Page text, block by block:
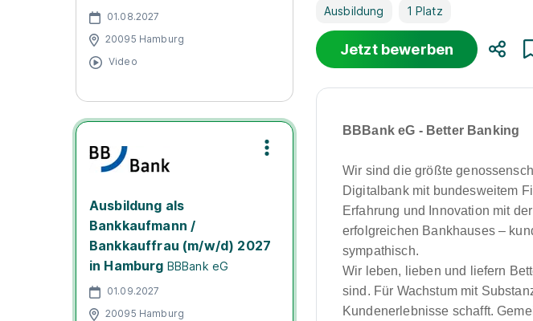
01.08.2027
20095 Hamburg
Video
Ausbildung als
Bankkaufmann /
Bankkauffrau (m/w/d) 2027
in Hamburg BBBank eG
01.09.2027
20095 Hamburg
Ausbildung 1 Platz
Jetzt bewerben
BBBank eG - Better Banking
Wir sind die größte
Digitalbank mit bundesweitem
Erfahrung und Innovation mit
erfolgreichen Bankhauses –
sympathisch.
Wir leben, lieben und liefern
sind. Für Wachstum mit
Kundenerlebnisse schafft.